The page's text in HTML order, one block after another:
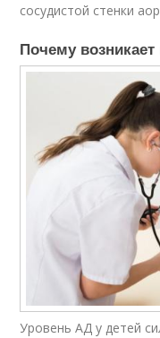
сосудистой стенки
Почему
Уровень АД у детей